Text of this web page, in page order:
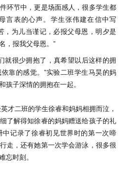
环节中，更是场面感人，很多学生都
言表的心声。学生张伟建在信中写
，为儿当谨记，必报父母恩，明夕是
，报我父母恩。”
很少拥抱了，真希望以后这样的拥
靠的感觉。”实验二班学生马昊的妈
孩子深情的拥抱在一起。
二班的学生徐睿和妈妈相拥而泣，
了解得知徐睿的妈妈赠送给孩子的礼
记录了徐睿初见世界时的第一次啼
走，还有她第一次学会游泳，很多很
忘时刻。